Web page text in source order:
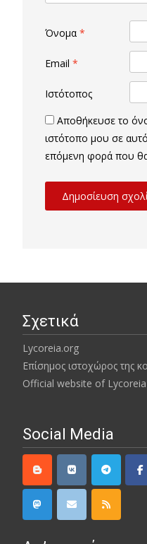
Όνομα *
Email *
Ιστότοπος
Αποθήκευσε το
ιστότοπο μου σε
επόμενη φορά που
Σχετικά
Lycoreia.org
Επίσημος ιστοχώρος της
Official website of
Social Media